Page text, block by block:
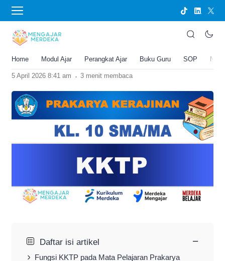
Home Modul Ajar Perangkat Ajar Buku Guru SOP
BERANDA
KKTP Prakarya Kerajinan Kelas 10
SMA/MA
Joko Umbaran
5 April 2026 8:41 am . 3 menit membaca
Daftar isi artikel −
Fungsi KKTP pada Mata Pelajaran Prakarya